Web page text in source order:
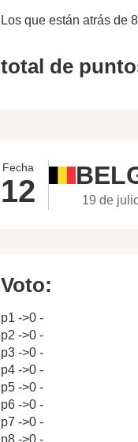
Los que están atrás de
total de
Fecha
12 19 de
Voto:
p1 ->0 -
p2 ->0 -
p3 ->0 -
p4 ->0 -
p5 ->0 -
p6 ->0 -
p7 ->0 -